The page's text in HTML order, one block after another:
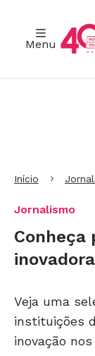
Menu
Início
Jornalismo
Conheça
Veja uma
instituições
inovação